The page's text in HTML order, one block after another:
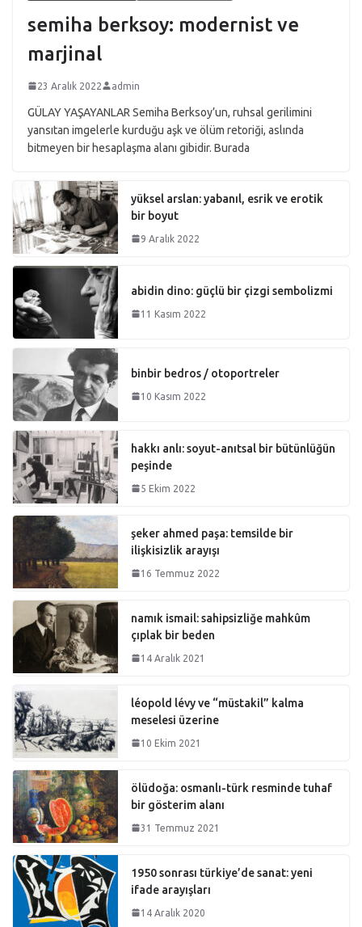
semiha berksoy: modernist ve
marjinal
23 Aralık 2022 admin
GÜLAY YAŞAYANLAR Semiha Berksoy’un, ruhsal gerilimini
yansıtan imgelerle kurduğu aşk ve ölüm retoriği, aslında
bitmeyen bir hesaplaşma alanı gibidir. Burada
yüksel arslan: yabanıl, esrik ve erotik
bir boyut
9 Aralık 2022
abidin dino: güçlü bir çizgi sembolizmi
11 Kasım 2022
binbir bedros / otoportreler
10 Kasım 2022
hakkı anlı: soyut-anıtsal bir bütünlüğün
peşinde
5 Ekim 2022
şeker ahmed paşa: temsilde bir
ilişkisizlik arayışı
16 Temmuz 2022
namık ismail: sahipsizliğe mahkûm
çıplak bir beden
14 Aralık 2021
léopold lévy ve “müstakil” kalma
meselesi üzerine
10 Ekim 2021
ölüdoğa: osmanlı-türk resminde tuhaf
bir gösterim alanı
31 Temmuz 2021
1950 sonrası türkiye’de sanat: yeni
ifade arayışları
14 Aralık 2020